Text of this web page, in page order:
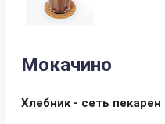
Мокачино
Хлебник - сеть пекарен